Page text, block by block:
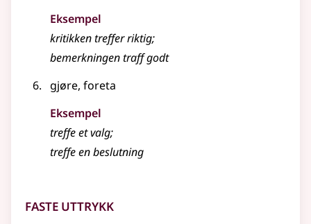
Eksempel
kritikken treffer riktig;
bemerkningen traff godt
gjøre, foreta
Eksempel
treffeet valg;
treffe en beslutning
Faste uttrykk